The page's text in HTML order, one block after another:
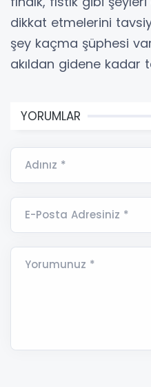
dikkat etmelerini
şey kaçma şüphesi
akıldan gidene kadar
YORUMLAR
Adınız *
E-Posta Adresiniz *
Yorumunuz *